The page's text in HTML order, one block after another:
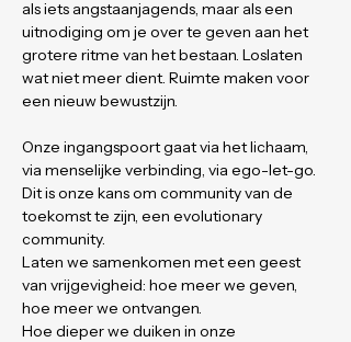
als iets angstaanjagends, maar als een
uitnodiging om je over te geven aan het
grotere ritme van het bestaan. Loslaten
wat niet meer dient. Ruimte maken voor
een nieuw bewustzijn.
Onze ingangspoort gaat via het lichaam,
via menselijke verbinding, via ego-let-go.
Dit is onze kans om community van de
toekomst te zijn, een evolutionary
community.
Laten we samenkomen met een geest
van vrijgevigheid: hoe meer we geven,
hoe meer we ontvangen.
Hoe dieper we duiken in onze